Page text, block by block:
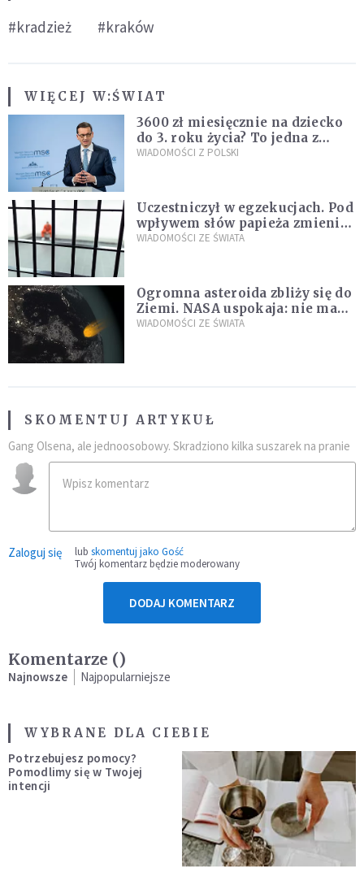
#kradzież #kraków
WIĘCEJ W:ŚWIAT
3600 zł miesięcznie na dziecko
do 3. roku życia? To jedna z
propozycji programu "Rozwój
WIADOMOŚCI Z POLSKI
Uczestniczył w egzekucjach. Pod
wpływem słów papieża zmienił
zdanie
WIADOMOŚCI ZE ŚWIATA
Ogromna asteroida zbliży się do
Ziemi. NASA uspokaja: nie ma
zagrożenia
WIADOMOŚCI ZE ŚWIATA
SKOMENTUJ ARTYKUŁ
Gang Olsena, ale jednoosobowy. Skradziono kilka suszarek na pranie
Zaloguj się lub skomentuj jako Gość
Twój komentarz będzie moderowany
DODAJ KOMENTARZ
Komentarze ()
Najnowsze Najpopularniejsze
WYBRANE DLA CIEBIE
Potrzebujesz pomocy?
Pomodlimy się w Twojej
intencji